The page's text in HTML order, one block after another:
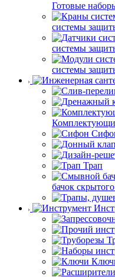
Готовые
системы
системы
системы
Трап
бачок